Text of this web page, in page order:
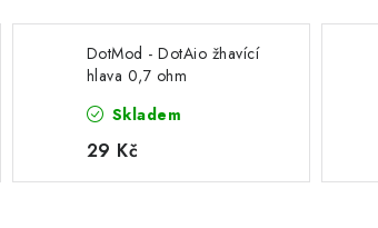
DotMod - DotAio žhavící
hlava 0,7 ohm
Skladem
29 Kč